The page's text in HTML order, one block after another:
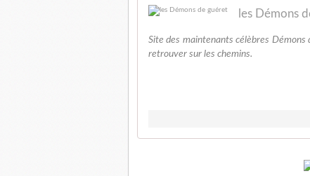
les Démons
Site des maintenants célèbres
retrouver sur les chemins.